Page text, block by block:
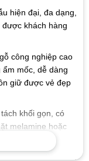
hiện đại, đa dạng,
khách hàng
công nghiệp cao
mốc, dễ dàng
giữ được vẻ đẹp
khối gọn, có
melamine hoặc
phẩm có tuổi thọ